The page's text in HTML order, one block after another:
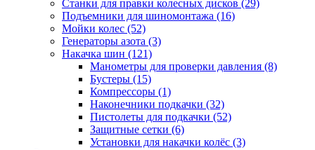
Станки для правки колесных дисков (29)
Подъемники для шиномонтажа (16)
Мойки колес (52)
Генераторы азота (3)
Накачка шин (121)
Манометры для проверки давления (8)
Бустеры (15)
Компрессоры (1)
Наконечники подкачки (32)
Пистолеты для подкачки (52)
Защитные сетки (6)
Установки для накачки колёс (3)